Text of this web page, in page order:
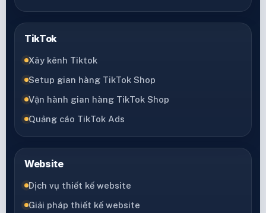
TikTok
Xây kênh Tiktok
Setup gian hàng TikTok Shop
Vận hành gian hàng TikTok Shop
Quảng cáo TikTok Ads
Website
Dịch vụ thiết kế website
Giải pháp thiết kế website